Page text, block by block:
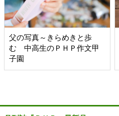
父の写真～きらめきと歩
む 中高生のＰＨＰ作文甲
子園